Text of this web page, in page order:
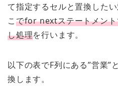
て指定するセルと置換した
こでfor nextステートメン
し処理を行います。
以下の表でF列にある”営業”
換します。